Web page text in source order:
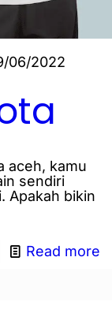
06/2022
aceh, kamu
sendiri
Apakah bikin
Read more